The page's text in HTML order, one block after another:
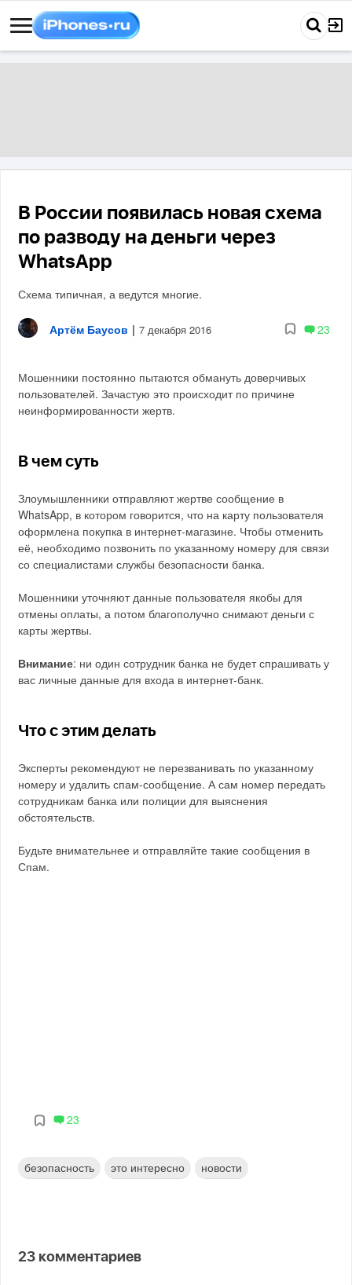
В России появилась новая схема
по разводу на деньги через
WhatsApp
Схема типичная, а ведутся многие.
Артём Баусов | 7 декабря 2016 23
Мошенники постоянно пытаются обмануть доверчивых
пользователей. Зачастую это происходит по причине
неинформированности жертв.
В чем суть
Злоумышленники отправляют жертве сообщение в
WhatsApp, в котором говорится, что на карту пользователя
оформлена покупка в интернет-магазине. Чтобы отменить
её, необходимо позвонить по указанному номеру для связи
со специалистами службы безопасности банка.
Мошенники уточняют данные пользователя якобы для
отмены оплаты, а потом благополучно снимают деньги с
карты жертвы.
Внимание: ни один сотрудник банка не будет спрашивать у
вас личные данные для входа в интернет-банк.
Что с этим делать
Эксперты рекомендуют не перезванивать по указанному
номеру и удалить спам-сообщение. А сам номер передать
сотрудникам банка или полиции для выяснения
обстоятельств.
Будьте внимательнее и отправляйте такие сообщения в
Спам.
23
безопасность это интересно новости
23 комментариев